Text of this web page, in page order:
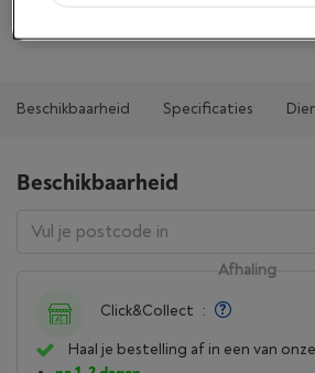
Beschikbaarheid Specificaties
Beschikbaarheid
Afhaling
Click&Collect :
Haal je bestelling af in een van